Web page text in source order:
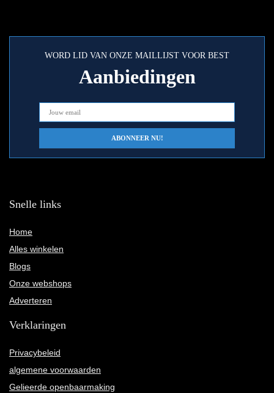
WORD LID VAN ONZE MAILLIJST VOOR BEST
Aanbiedingen
Snelle links
Home
Alles winkelen
Blogs
Onze webshops
Adverteren
Verklaringen
Privacybeleid
algemene voorwaarden
Gelieerde openbaarmaking